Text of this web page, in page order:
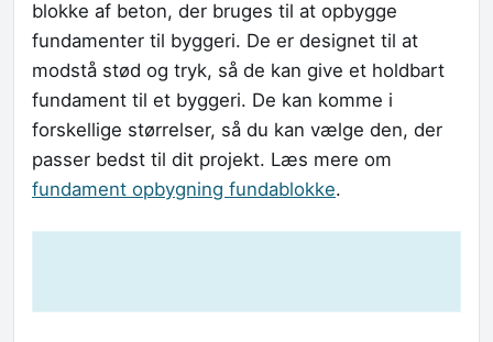
blokke af beton, der bruges til at opbygge
fundamenter til byggeri. De er designet til at
modstå stød og tryk, så de kan give et holdbart
fundament til et byggeri. De kan komme i
forskellige størrelser, så du kan vælge den, der
passer bedst til dit projekt. Læs mere om
fundament opbygning fundablokke.